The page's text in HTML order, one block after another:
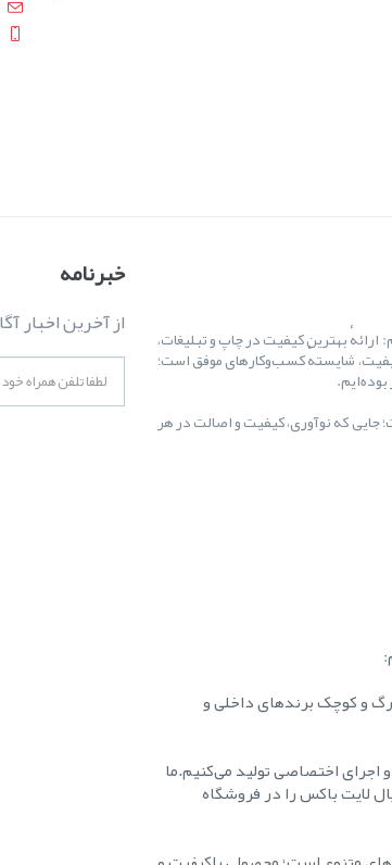
روشن آغاز کردیم: ارائهٔ بهترین کیفیت در چاپ و تبلیغات،
شایستهٔ کسب‌وکارهای موفق است؛
جایی که نوآوری، کیفیت و اصالت در هر
و کوچک برندهای داخلی و
اجرای اختصاصی تولید می‌کنیم.ما
لایت باکس را در فروشگاه
خبرنامه
از آخرین اخبار